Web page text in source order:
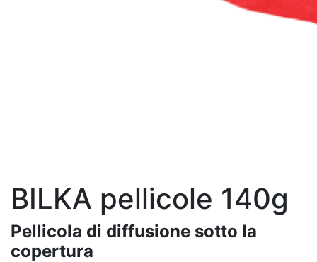
BILKA pellicole 140g
Pellicola di diffusione sotto la
copertura